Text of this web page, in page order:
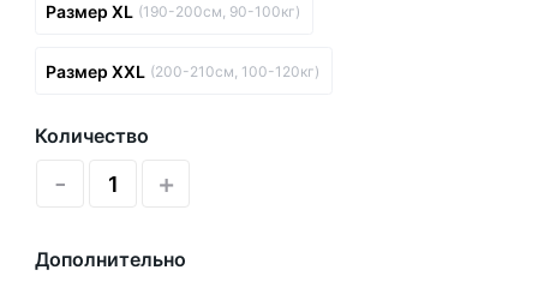
Размер XL (190-200см, 90-100кг)
Размер XXL (200-210см, 100-120кг)
Количество
- +
Дополнительно